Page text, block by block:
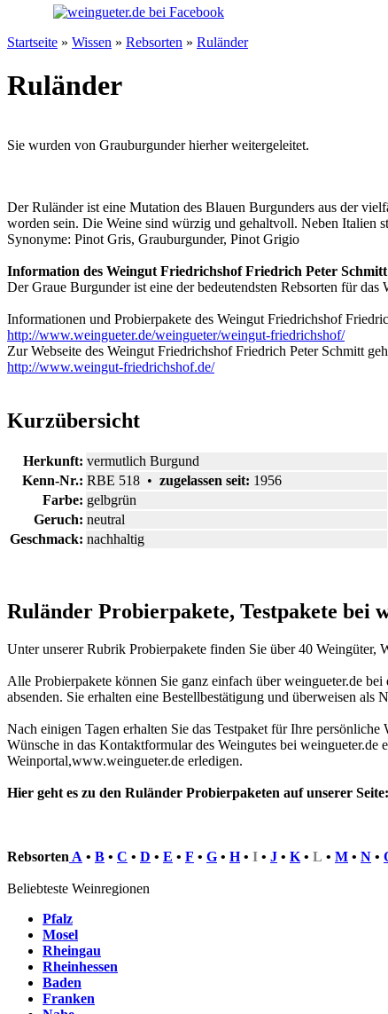
Startseite » Wissen » Rebsorten » Ruländer
Ruländer
Sie wurden von Grauburgunder hierher weitergeleitet.
Der Ruländer ist eine Mutation des Blauen Burgunders aus der
worden sein. Die Weine sind würzig und gehaltvoll. Neben Italien
Synonyme: Pinot Gris, Grauburgunder, Pinot Grigio
Information des Weingut Friedrichshof Friedrich Peter Schmitt
Der Graue Burgunder ist eine der bedeutendsten Rebsorten für
Informationen und Probierpakete des Weingut Friedrichshof
http://www.weingueter.de/weingueter/weingut-friedrichshof/
Zur Webseite des Weingut Friedrichshof Friedrich Peter Schmitt
http://www.weingut-friedrichshof.de/
Kurzübersicht
Herkunft: vermutlich Burgund
Kenn-Nr.: RBE 518 • zugelassen seit: 1956
Farbe: gelbgrün
Geruch: neutral
Geschmack: nachhaltig
Ruländer Probierpakete, Testpakete bei
Unter unserer Rubrik Probierpakete finden Sie über 40 Weingüter,
Alle Probierpakete können Sie ganz einfach über weingueter.de
absenden. Sie erhalten eine Bestellbestätigung und überweisen
Nach einigen Tagen erhalten Sie das Testpaket für Ihre
Wünsche in das Kontaktformular des Weingutes bei
Weinportal,www.weingueter.de erledigen.
Hier geht es zu den Ruländer Probierpaketen auf unserer Seite:
Rebsorten A • B • C • D • E • F • G • H• I • J • K • L • M • N •
Beliebteste Weinregionen
Pfalz
Mosel
Rheingau
Rheinhessen
Baden
Franken